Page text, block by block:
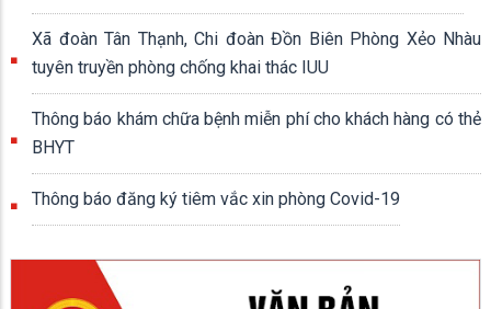
Xã đoàn Tân Thạnh, Chi đoàn Đồn Biên Phòng Xẻo Nhàu
tuyên truyền phòng chống khai thác IUU
Thông báo khám chữa bệnh miễn phí cho khách hàng có thẻ
BHYT
Thông báo đăng ký tiêm vắc xin phòng Covid-19